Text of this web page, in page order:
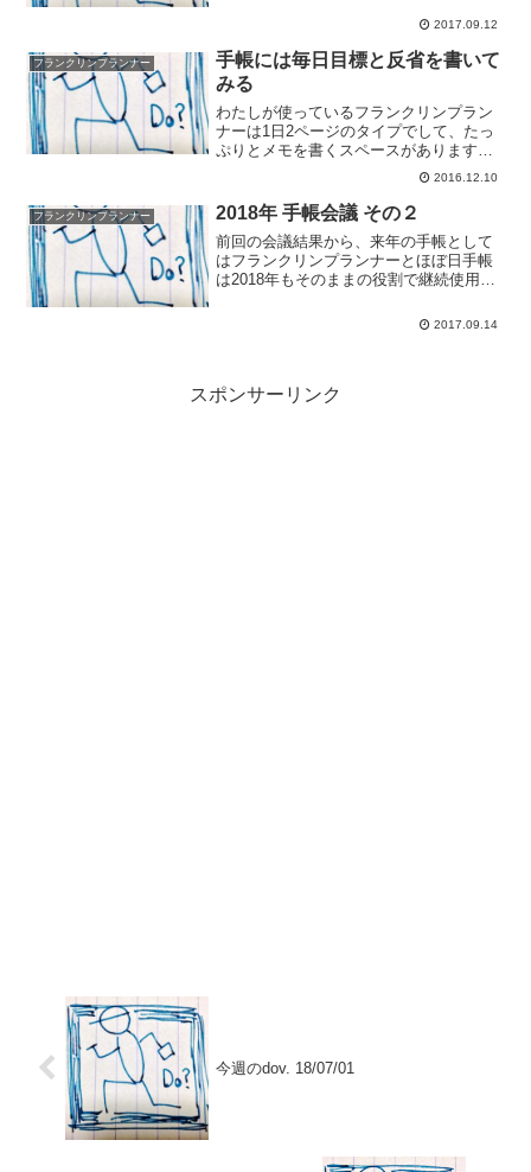
も来年のスタメン手帳を考えてみようか
す。17年の手帳を振り...
2017.09.12
フランクリンプランナー
手帳には毎日目標と反省を書いて
みる
わたしが使っているフランクリンプラン
ナーは1日2ページのタイプでして、たっ
ぷりとメモを書くスペースがあります。
使いはじめはそのスペースを何を書いて
うめていこうかと悩んでいましたが、使
っていくうちにその日の目標と反省を書
くようになりました。1...
2016.12.10
フランクリンプランナー 2018年 手帳会議 その２
前回の会議結果から、来年の手帳として
はフランクリンプランナーとほぼ日手帳
は2018年もそのままの役割で継続使用し
ルドと超整理手帳をどうしたものか。こ
2017.09.14
スポンサーリンク
今週のdov. 18/07/01